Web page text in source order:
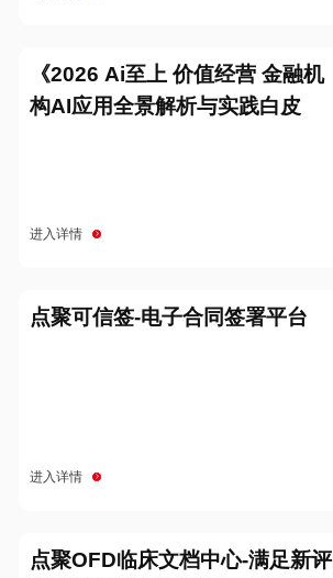
《2026 Ai至上 价值经营 金融机
构AI应用全景解析与实践白皮
进入详情
点聚可信签-电子合同签署平台
进入详情
点聚OFD临床文档中心-满足新评